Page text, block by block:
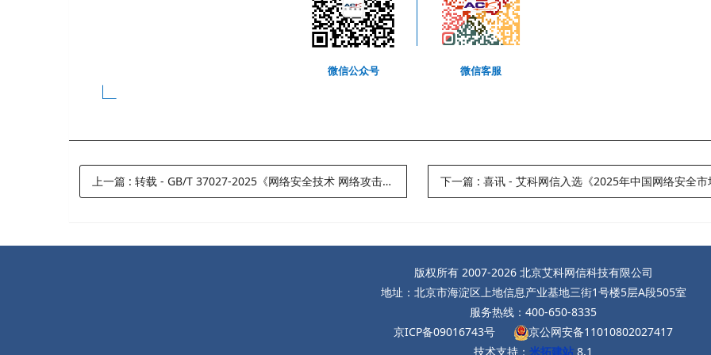
微信公众号 微信客服
上一篇 :转载 - GB/T 37027-2025《网络安全技术 网络攻击和网络攻击事件判定准则》 已于 2025-09-01正式实施 下一篇: 喜讯 - 艾科网信入选《2025年中国网络安全市场全
版权所有 2007-2026 北京艾科网信科技有限公司
地址：北京市海淀区上地信息产业基地三街1号楼5层A段505室
服务热线：400-650-8335
京ICP备09016743号
京公网安备11010802027417
技术支持： 米拓建站 8.1